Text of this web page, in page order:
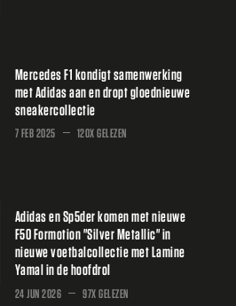
Mercedes F1 kondigt samenwerking
met Adidas aan en dropt gloednieuwe
sneakercollectie
7 FEB 2025 120X GELEZEN
Adidas en Sp5der komen met nieuwe
F50 Formotion "Silver Metallic" in
nieuwe voetbalcollectie met Lamine
Yamal in de hoofdrol
24 JUN 2026 97X GELEZEN